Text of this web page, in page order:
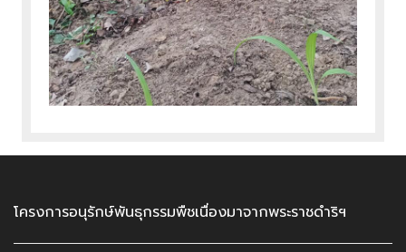
โครงการอนุรักษ์พันธุกรรมพืชเนื่องมาจากพระราชดำริฯ